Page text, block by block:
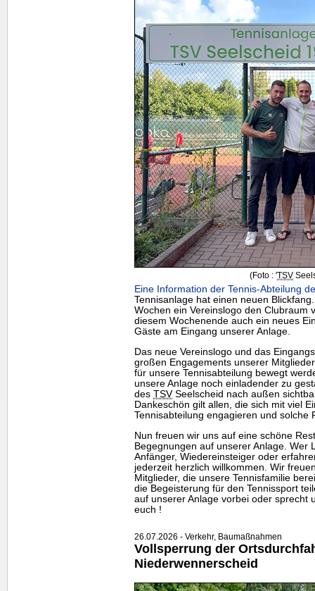
(Foto : 'TSV
Eine Information der Tennis-Abteilung
Tennisanlage hat einen neuen
Wochen ein Vereinslogo den Clubraum
diesem Wochenende auch ein neues
Gäste am Eingang unserer Anlage.
Das neue Vereinslogo und das
großen Engagements unserer
für unsere Tennisabteilung bewegt
unsere Anlage noch einladender zu
des TSVSeelscheid nach außen
Dankeschön gilt allen, die sich mit viel
Tennisabteilung engagieren und solche
Nun freuen wir uns auf eine schöne
Begegnungen auf unserer Anlage. Wer
Anfänger, Wiedereinsteiger oder
jederzeit herzlich willkommen. Wir
Mitglieder, die unsere Tennisfamilie
die Begeisterung für den Tennissport
auf unserer Anlage vorbei oder sprecht
euch !
26.07.2026 - Verkehr, Baumaßnahmen
Vollsperrung der
Niederwennerscheid